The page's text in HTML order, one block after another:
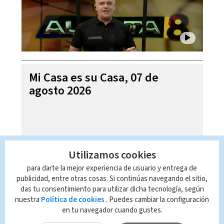
Mi Casa es su Casa, 07 de
agosto 2026
Utilizamos cookies
para darte la mejor experiencia de usuario y entrega de
publicidad, entre otras cosas. Si continúas navegando el sitio,
das tu consentimiento para utilizar dicha tecnología, según
nuestra Política de cookies . Puedes cambiar la configuración
en tu navegador cuando gustes.